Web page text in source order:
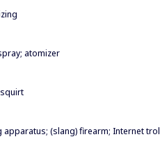
atomizer
(slang) firearm; Internet